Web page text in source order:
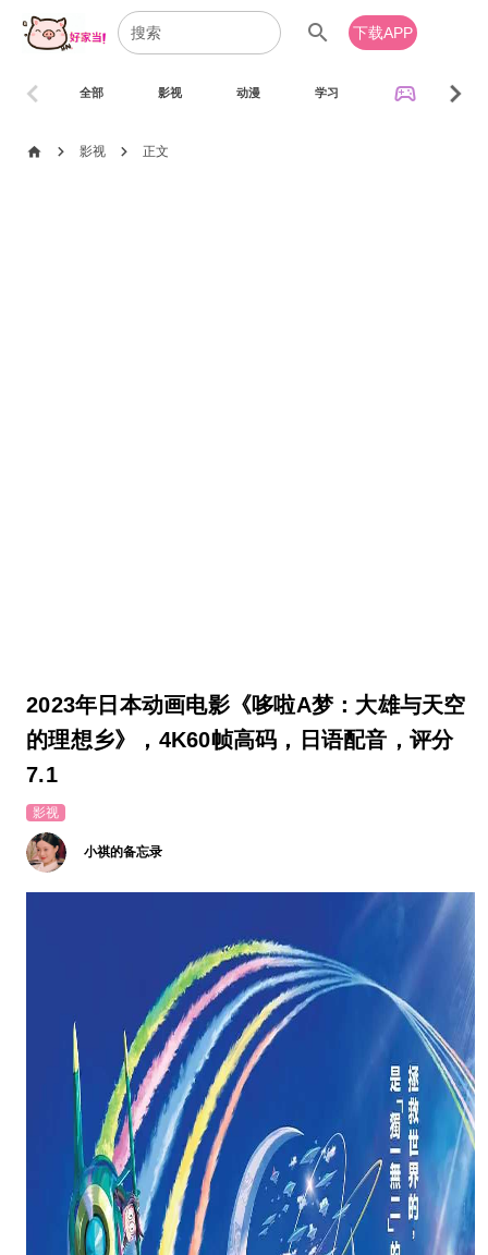
search 下载APP
全部 影视 动漫 学习 sports_esports
chevron_left chevron_right
home chevron_right 影视 chevron_right 正文
2023年日本动画电影《哆啦A梦：大雄与天空
的理想乡》，4K60帧高码，日语配音，评分
7.1
影视
小祺的备忘录